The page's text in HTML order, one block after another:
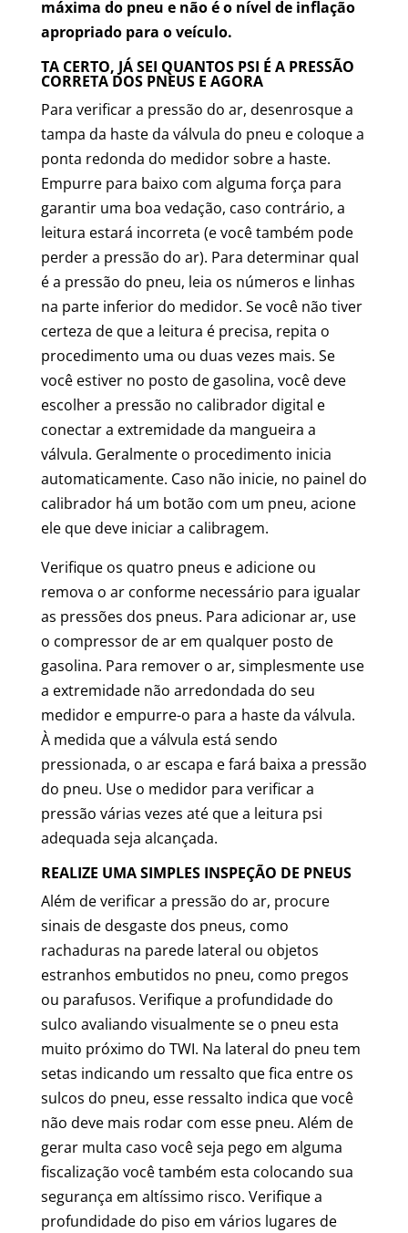
máxima do pneu e não é o nível de inflação
apropriado para o veículo.
TA CERTO, JÁ SEI QUANTOS PSI É A PRESSÃO
CORRETA DOS PNEUS E AGORA
Para verificar a pressão do ar, desenrosque a
tampa da haste da válvula do pneu e coloque a
ponta redonda do medidor sobre a haste.
Empurre para baixo com alguma força para
garantir uma boa vedação, caso contrário, a
leitura estará incorreta (e você também pode
perder a pressão do ar). Para determinar qual
é a pressão do pneu, leia os números e linhas
na parte inferior do medidor. Se você não tiver
certeza de que a leitura é precisa, repita o
procedimento uma ou duas vezes mais. Se
você estiver no posto de gasolina, você deve
escolher a pressão no calibrador digital e
conectar a extremidade da mangueira a
válvula. Geralmente o procedimento inicia
automaticamente. Caso não inicie, no painel do
calibrador há um botão com um pneu, acione
ele que deve iniciar a calibragem.
Verifique os quatro pneus e adicione ou
remova o ar conforme necessário para igualar
as pressões dos pneus. Para adicionar ar, use
o compressor de ar em qualquer posto de
gasolina. Para remover o ar, simplesmente use
a extremidade não arredondada do seu
medidor e empurre-o para a haste da válvula.
À medida que a válvula está sendo
pressionada, o ar escapa e fará baixa a pressão
do pneu. Use o medidor para verificar a
pressão várias vezes até que a leitura psi
adequada seja alcançada.
REALIZE UMA SIMPLES INSPEÇÃO DE PNEUS
Além de verificar a pressão do ar, procure
sinais de desgaste dos pneus, como
rachaduras na parede lateral ou objetos
estranhos embutidos no pneu, como pregos
ou parafusos. Verifique a profundidade do
sulco avaliando visualmente se o pneu esta
muito próximo do TWI. Na lateral do pneu tem
setas indicando um ressalto que fica entre os
sulcos do pneu, esse ressalto indica que você
não deve mais rodar com esse pneu. Além de
gerar multa caso você seja pego em alguma
fiscalização você também esta colocando sua
segurança em altíssimo risco. Verifique a
profundidade do piso em vários lugares de